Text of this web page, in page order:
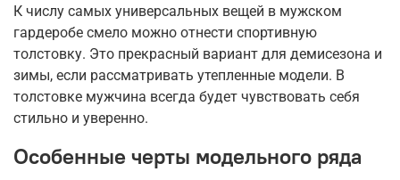
К числу самых универсальных вещей в мужском
гардеробе смело можно отнести спортивную
толстовку. Это прекрасный вариант для демисезона и
зимы, если рассматривать утепленные модели. В
толстовке мужчина всегда будет чувствовать себя
стильно и уверенно.
Особенные черты модельного ряда